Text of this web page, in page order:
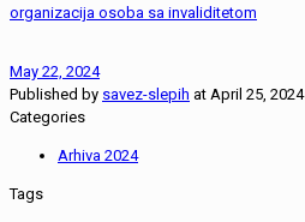
organizacija osoba sa invaliditetom
May 22, 2024
Published by savez-slepih at April 25, 2024
Categories
Arhiva 2024
Tags